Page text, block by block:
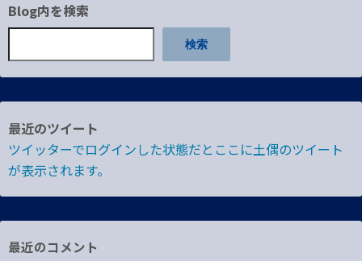
Blog内を検索
検索
最近のツイート
ツイッターでログインした状態だとここに土偶のツイート
が表示されます。
最近のコメント